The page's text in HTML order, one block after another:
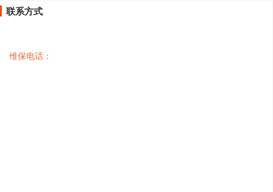
联系方式
维保电话：